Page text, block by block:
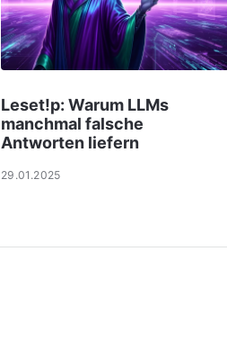
Leset!p: Warum LLMs
manchmal falsche
Antworten liefern
29.01.2025